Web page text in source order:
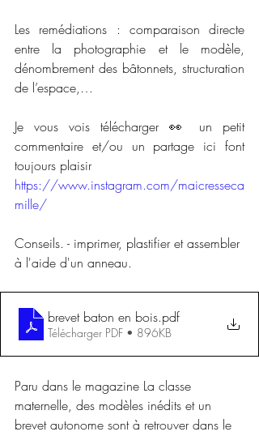
Les remédiations : comparaison directe
entre la photographie et le modèle,
dénombrement des bâtonnets, structuration
de l’espace,…
Je vous vois télécharger 👀 un petit
commentaire et/ou un partage ici font
toujours plaisir
https://www.instagram.com/maicresseca
mille/
Conseils. - imprimer, plastifier et assembler
à l'aide d'un anneau.
brevet baton en bois.pdf
Télécharger PDF • 896KB
Paru dans le magazine La classe
maternelle, des modèles inédits et un
brevet autonome sont à retrouver dans le